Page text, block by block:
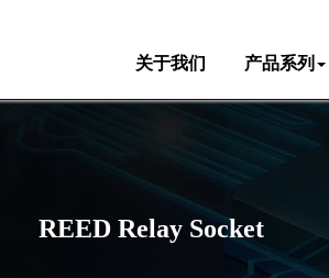
关于我们 产品系列
REED Relay Socket